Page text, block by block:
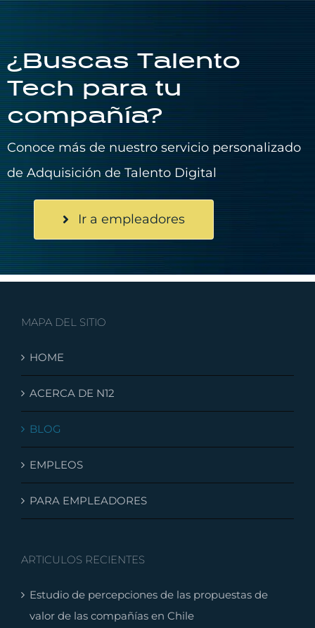
¿Buscas Talento
Tech para tu
compañía?
Conoce más de nuestro servicio personalizado
de Adquisición de Talento Digital
Ir a empleadores
MAPA DEL SITIO
HOME
ACERCA DE N12
BLOG
EMPLEOS
PARA EMPLEADORES
ARTICULOS RECIENTES
Estudio de percepciones de las propuestas de
valor de las compañías en Chile